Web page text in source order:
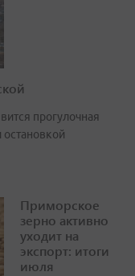
прогулочная
Приморское
зерно активно
уходит на
экспорт: итоги
июля